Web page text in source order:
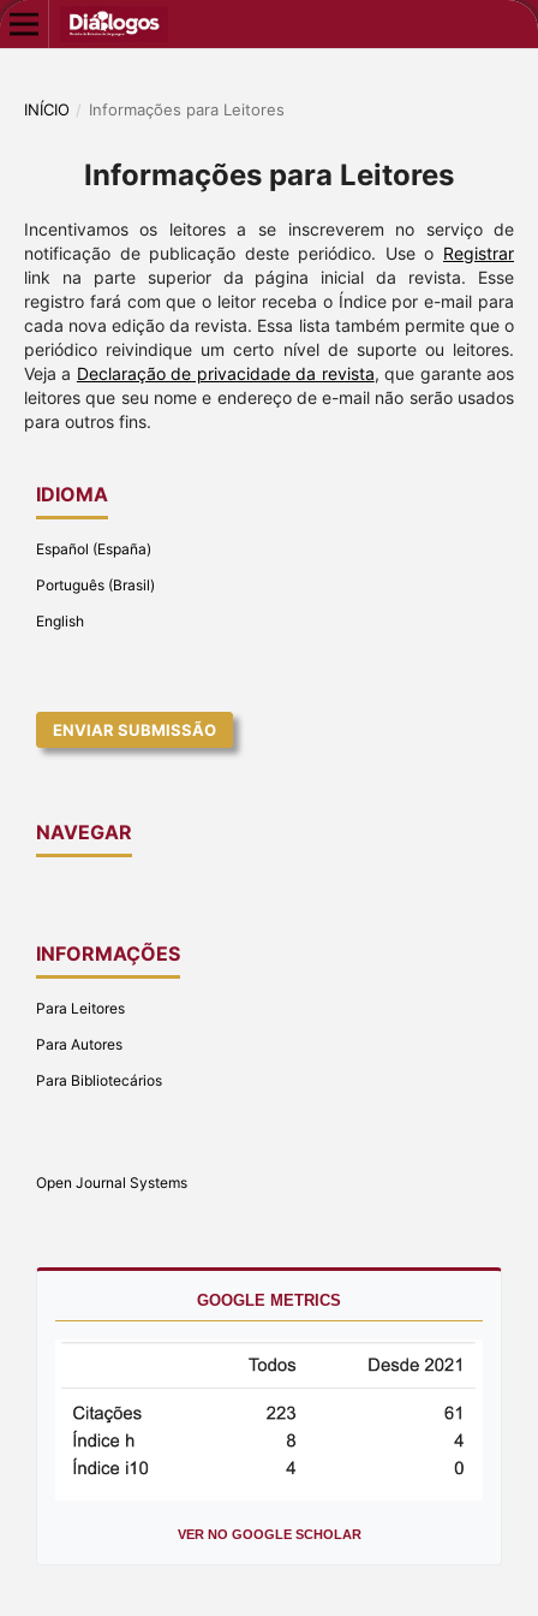
INÍCIO / Informações para Leitores
Informações para Leitores
Incentivamos os leitores a se inscreverem no serviço de
notificação de publicação deste periódico. Use o Registrar
link na parte superior da página inicial da revista. Esse
registro fará com que o leitor receba o Índice por e-mail para
cada nova edição da revista. Essa lista também permite que o
periódico reivindique um certo nível de suporte ou leitores.
Veja a Declaração de privacidade da revista, que garante aos
leitores que seu nome e endereço de e-mail não serão usados
para outros fins.
IDIOMA
Español (España)
Português (Brasil)
English
ENVIAR SUBMISSÃO
NAVEGAR
INFORMAÇÕES
Para Leitores
Para Autores
Para Bibliotecários
Open Journal Systems
GOOGLE METRICS
VER NO GOOGLE SCHOLAR